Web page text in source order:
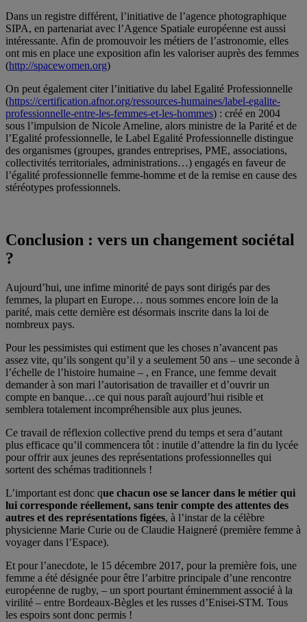
Dans un registre différent, l’initiative de l’agence photographique
SIPA, en partenariat avec l’Agence Spatiale européenne est aussi
intéressante. Afin de promouvoir les métiers de l’astronomie, elles
ont mis en place une exposition afin les valoriser auprès des femmes
(http://spacewomen.org)
On peut également citer l’initiative du label Egalité Professionnelle
(https://certification.afnor.org/ressources-humaines/label-egalite-
professionnelle-entre-les-femmes-et-les-hommes) : créé en 2004
sous l’impulsion de Nicole Ameline, alors ministre de la Parité et de
l’Egalité professionnelle, le Label Egalité Professionnelle distingue
des organismes (groupes, grandes entreprises, PME, associations,
collectivités territoriales, administrations…) engagés en faveur de
l’égalité professionnelle femme-homme et de la remise en cause des
stéréotypes professionnels.
Conclusion : vers un changement sociétal
?
Aujourd’hui, une infime minorité de pays sont dirigés par des
femmes, la plupart en Europe… nous sommes encore loin de la
parité, mais cette dernière est désormais inscrite dans la loi de
nombreux pays.
Pour les pessimistes qui estiment que les choses n’avancent pas
assez vite, qu’ils songent qu’il y a seulement 50 ans – une seconde à
l’échelle de l’histoire humaine – , en France, une femme devait
demander à son mari l’autorisation de travailler et d’ouvrir un
compte en banque…ce qui nous paraît aujourd’hui risible et
semblera totalement incompréhensible aux plus jeunes.
Ce travail de réflexion collective prend du temps et sera d’autant
plus efficace qu’il commencera tôt : inutile d’attendre la fin du lycée
pour offrir aux jeunes des représentations professionnelles qui
sortent des schémas traditionnels !
L’important est donc que chacun ose se lancer dans le métier qui
lui corresponde réellement, sans tenir compte des attentes des
autres et des représentations figées, à l’instar de la célèbre
physicienne Marie Curie ou de Claudie Haigneré (première femme à
voyager dans l’Espace).
Et pour l’anecdote, le 15 décembre 2017, pour la première fois, une
femme a été désignée pour être l’arbitre principale d’une rencontre
européenne de rugby, – un sport pourtant éminemment associé à la
virilité – entre Bordeaux-Bègles et les russes d’Enisei-STM. Tous
les espoirs sont donc permis !